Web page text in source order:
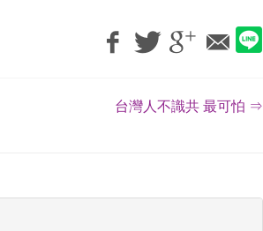
台灣人不識共 最可怕 ⇒